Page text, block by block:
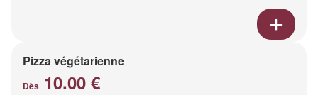
Pizza végétarienne
Dès 10.00 €